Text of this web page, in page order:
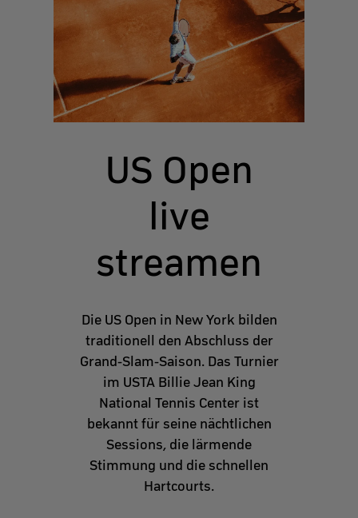
US Open
live
streamen
Die US Open in New York bilden
traditionell den Abschluss der
Grand-Slam-Saison. Das Turnier
im USTA Billie Jean King
National Tennis Center ist
bekannt für seine nächtlichen
Sessions, die lärmende
Stimmung und die schnellen
Hartcourts.